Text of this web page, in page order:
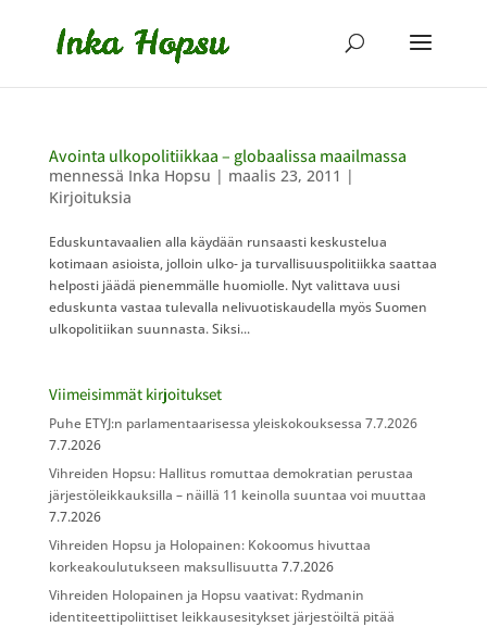
Avointa ulkopolitiikkaa – globaalissa maailmassa
mennessä Inka Hopsu | maalis 23, 2011 |
Kirjoituksia
Eduskuntavaalien alla käydään runsaasti keskustelua
kotimaan asioista, jolloin ulko- ja turvallisuuspolitiikka saattaa
helposti jäädä pienemmälle huomiolle. Nyt valittava uusi
eduskunta vastaa tulevalla nelivuotiskaudella myös Suomen
ulkopolitiikan suunnasta. Siksi...
Viimeisimmät kirjoitukset
Puhe ETYJ:n parlamentaarisessa yleiskokouksessa 7.7.2026
7.7.2026
Vihreiden Hopsu: Hallitus romuttaa demokratian perustaa
järjestöleikkauksilla – näillä 11 keinolla suuntaa voi muuttaa
7.7.2026
Vihreiden Hopsu ja Holopainen: Kokoomus hivuttaa
korkeakoulutukseen maksullisuutta 7.7.2026
Vihreiden Holopainen ja Hopsu vaativat: Rydmanin
identiteettipoliittiset leikkausesitykset järjestöiltä pitää